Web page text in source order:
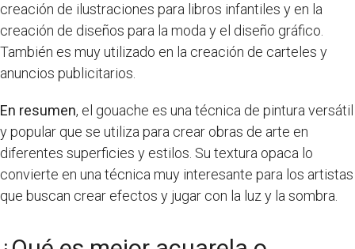
creación de ilustraciones para libros infantiles y en la
creación de diseños para la moda y el diseño gráfico.
También es muy utilizado en la creación de carteles y
anuncios publicitarios.
En resumen, el gouache es una técnica de pintura versátil
y popular que se utiliza para crear obras de arte en
diferentes superficies y estilos. Su textura opaca lo
convierte en una técnica muy interesante para los artistas
que buscan crear efectos y jugar con la luz y la sombra.